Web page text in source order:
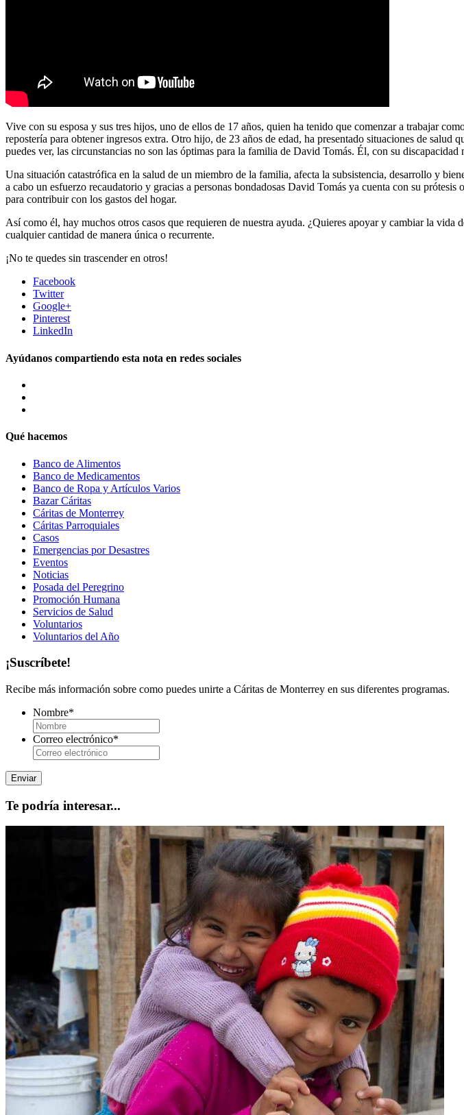
Vive con su esposa y sus tres hijos, uno de ellos de 17 años, quien ha tenido que comenzar a trabajar
repostería para obtener ingresos extra. Otro hijo, de 23 años de edad, ha presentado situaciones de
puedes ver, las circunstancias no son las óptimas para la familia de David Tomás. Él, con su
Una situación catastrófica en la salud de un miembro de la familia, afecta la subsistencia, desarrollo y
a cabo un esfuerzo recaudatorio y gracias a personas bondadosas David Tomás ya cuenta con su
para contribuir con los gastos del hogar.
Así como él, hay muchos otros casos que requieren de nuestra ayuda. ¿Quieres apoyar y cambiar la
cualquier cantidad de manera única o recurrente.
¡No te quedes sin trascender en otros!
Facebook
Twitter
Google+
Pinterest
LinkedIn
Ayúdanos compartiendo esta nota en redes sociales
Qué hacemos
Banco de Alimentos
Banco de Medicamentos
Banco de Ropa y Artículos Varios
Bazar Cáritas
Cáritas de Monterrey
Cáritas Parroquiales
Casos
Emergencias por Desastres
Eventos
Noticias
Posada del Peregrino
Promoción Humana
Servicios de Salud
Voluntarios
Voluntarios del Año
¡Suscríbete!
Recibe más información sobre como puedes unirte a Cáritas de Monterrey en sus diferentes programas.
Nombre*
Correo electrónico*
Te podría interesar...